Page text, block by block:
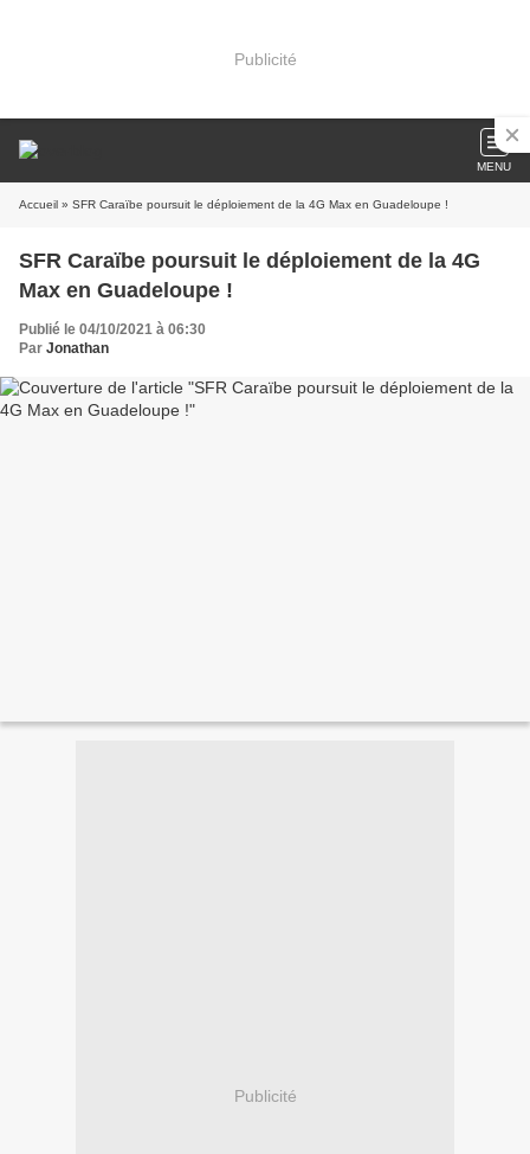
Publicité
MENU
Accueil » SFR Caraïbe poursuit le déploiement de la 4G Max en Guadeloupe !
SFR Caraïbe poursuit le déploiement de la 4G
Max en Guadeloupe !
Publié le 04/10/2021 à 06:30
Par Jonathan
Publicité